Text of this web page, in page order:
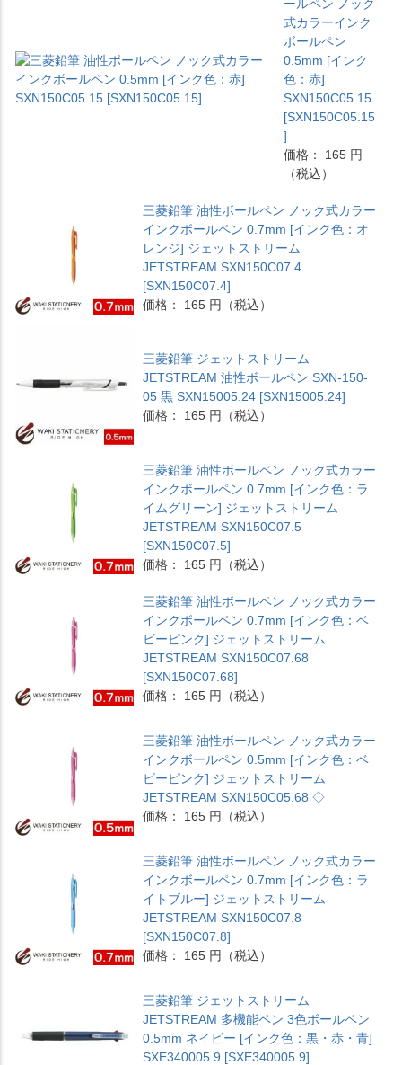
ールペン ノック
式カラーインク
ボールペン
0.5mm [インク
色：赤]
SXN150C05.15
[SXN150C05.15
]
価格： 165 円
（税込）
三菱鉛筆 油性ボールペン ノック式カラー
インクボールペン 0.7mm [インク色：オ
レンジ] ジェットストリーム
JETSTREAM SXN150C07.4
[SXN150C07.4]
価格： 165 円（税込）
三菱鉛筆 ジェットストリーム
JETSTREAM 油性ボールペン SXN-150-
05 黒 SXN15005.24 [SXN15005.24]
価格： 165 円（税込）
三菱鉛筆 油性ボールペン ノック式カラー
インクボールペン 0.7mm [インク色：ラ
イムグリーン] ジェットストリーム
JETSTREAM SXN150C07.5
[SXN150C07.5]
価格： 165 円（税込）
三菱鉛筆 油性ボールペン ノック式カラー
インクボールペン 0.7mm [インク色：ベ
ビーピンク] ジェットストリーム
JETSTREAM SXN150C07.68
[SXN150C07.68]
価格： 165 円（税込）
三菱鉛筆 油性ボールペン ノック式カラー
インクボールペン 0.5mm [インク色：ベ
ビーピンク] ジェットストリーム
JETSTREAM SXN150C05.68 ◇
価格： 165 円（税込）
三菱鉛筆 油性ボールペン ノック式カラー
インクボールペン 0.7mm [インク色：ラ
イトブルー] ジェットストリーム
JETSTREAM SXN150C07.8
[SXN150C07.8]
価格： 165 円（税込）
三菱鉛筆 ジェットストリーム
JETSTREAM 多機能ペン 3色ボールペン
0.5mm ネイビー [インク色：黒・赤・青]
SXE340005.9 [SXE340005.9]